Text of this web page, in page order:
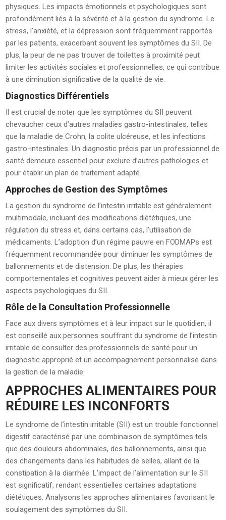
physiques. Les impacts émotionnels et psychologiques sont
profondément liés à la sévérité et à la gestion du syndrome. Le
stress, l’anxiété, et la dépression sont fréquemment rapportés
par les patients, exacerbant souvent les symptômes du SII. De
plus, la peur de ne pas trouver de toilettes à proximité peut
limiter les activités sociales et professionnelles, ce qui contribue
à une diminution significative de la qualité de vie.
Diagnostics Différentiels
Il est crucial de noter que les symptômes du SII peuvent
chevaucher ceux d’autres maladies gastro-intestinales, telles
que la maladie de Crohn, la colite ulcéreuse, et les infections
gastro-intestinales. Un diagnostic précis par un professionnel de
santé demeure essentiel pour exclure d’autres pathologies et
pour établir un plan de traitement adapté.
Approches de Gestion des Symptômes
La gestion du syndrome de l’intestin irritable est généralement
multimodale, incluant des modifications diététiques, une
régulation du stress et, dans certains cas, l’utilisation de
médicaments. L’adoption d’un régime pauvre en FODMAPs est
fréquemment recommandée pour diminuer les symptômes de
ballonnements et de distension. De plus, les thérapies
comportementales et cognitives peuvent aider à mieux gérer les
aspects psychologiques du SII.
Rôle de la Consultation Professionnelle
Face aux divers symptômes et à leur impact sur le quotidien, il
est conseillé aux personnes souffrant du syndrome de l’intestin
irritable de consulter des professionnels de santé pour un
diagnostic approprié et un accompagnement personnalisé dans
la gestion de la maladie.
APPROCHES ALIMENTAIRES POUR
RÉDUIRE LES INCONFORTS
Le syndrome de l’intestin irritable (SII) est un trouble fonctionnel
digestif caractérisé par une combinaison de symptômes tels
que des douleurs abdominales, des ballonnements, ainsi que
des changements dans les habitudes de selles, allant de la
constipation à la diarrhée. L’impact de l’alimentation sur le SII
est significatif, rendant essentielles certaines adaptations
diététiques. Analysons les approches alimentaires favorisant le
soulagement des symptômes du SII.